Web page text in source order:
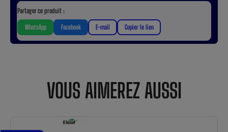
Partager ce produit :
WhatsApp Facebook E-mail Copier le lien
VOUS AIMEREZ AUSSI